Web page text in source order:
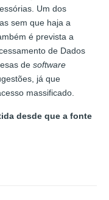
Um dos
sem que haja a
é prevista a
de Dados
de software
já que
massificado.
desde que a fonte